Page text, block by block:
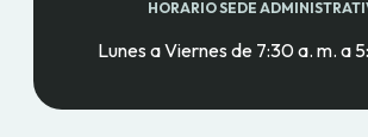
HORARIO SEDE
Lunes a Viernes de 7:30 a. m. a